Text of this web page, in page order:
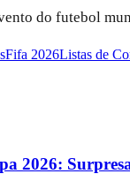
do futebol
Fifa 2026Listas de
2026: